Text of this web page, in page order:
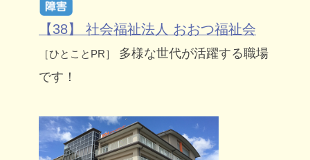
【38】 社会福祉法人 おおつ福祉会
［ひとことPR］
多様な世代が活躍する職場
です！